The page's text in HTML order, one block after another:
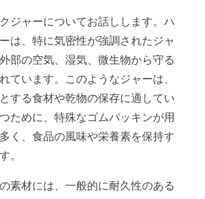
ジャーについてお話しします。ハ
は、特に気密性が強調されたジャ
部の空気、湿気、微生物から守る
ています。このようなジャーは、
する食材や乾物の保存に適してい
ために、特殊なゴムパッキンが用
く、食品の風味や栄養素を保持す
。
素材には、一般的に耐久性のある